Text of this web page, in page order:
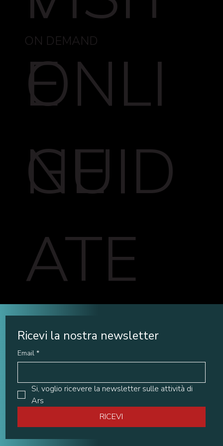
ONLI
NE
E
GUID
ATE
ON DEMAND
Ricevi la nostra newsletter
Email *
Si, voglio ricevere la newsletter sulle attività di
Ars
RICEVI